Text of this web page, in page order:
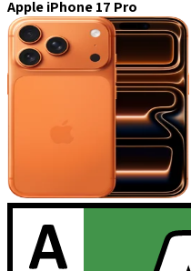
Apple iPhone 17 Pro